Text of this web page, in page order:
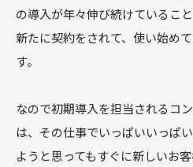
の導入が年々伸び続けているこ
新たに契約をされて、使い始め
す。
なので初期導入を担当されるコ
は、その仕事でいっぱいいっぱ
ようと思ってもすぐに新しいお